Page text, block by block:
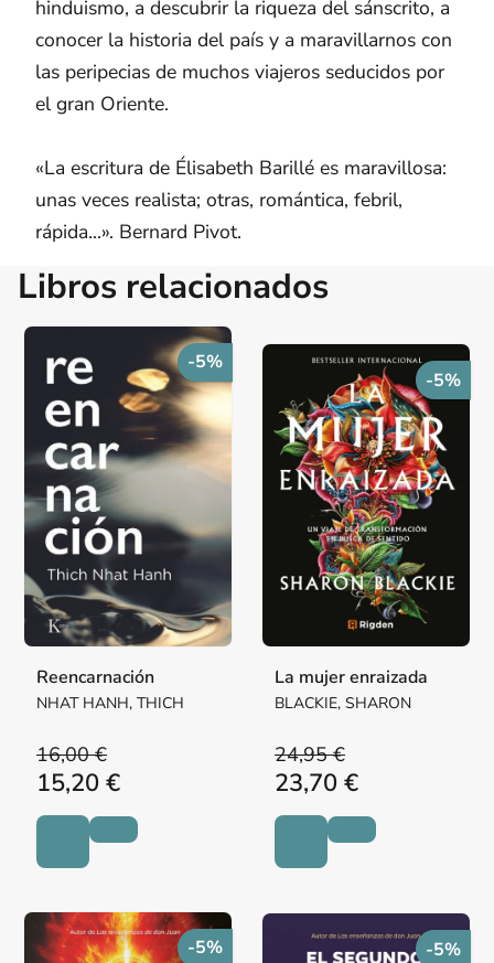
hinduismo, a descubrir la riqueza del sánscrito, a
conocer la historia del país y a maravillarnos con
las peripecias de muchos viajeros seducidos por
el gran Oriente.
«La escritura de Élisabeth Barillé es maravillosa:
unas veces realista; otras, romántica, febril,
rápida...». Bernard Pivot.
Libros relacionados
-5%
Reencarnación
NHAT HANH, THICH
16,00 €
15,20 €
-5%
La mujer enraizada
BLACKIE, SHARON
24,95 €
23,70 €
-5% -5%